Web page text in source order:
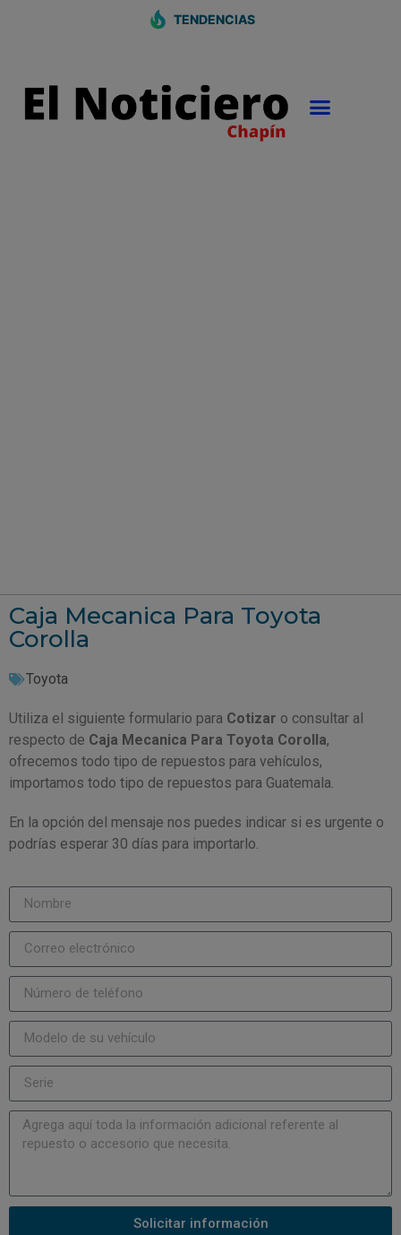
TENDENCIAS
Caja Mecanica Para Toyota
Corolla
Toyota
Utiliza el siguiente formulario para Cotizar o consultar al
respecto de Caja Mecanica Para Toyota Corolla,
ofrecemos todo tipo de repuestos para vehículos,
importamos todo tipo de repuestos para Guatemala.
En la opción del mensaje nos puedes indicar si es urgente o
podrías esperar 30 días para importarlo.
Solicitar información